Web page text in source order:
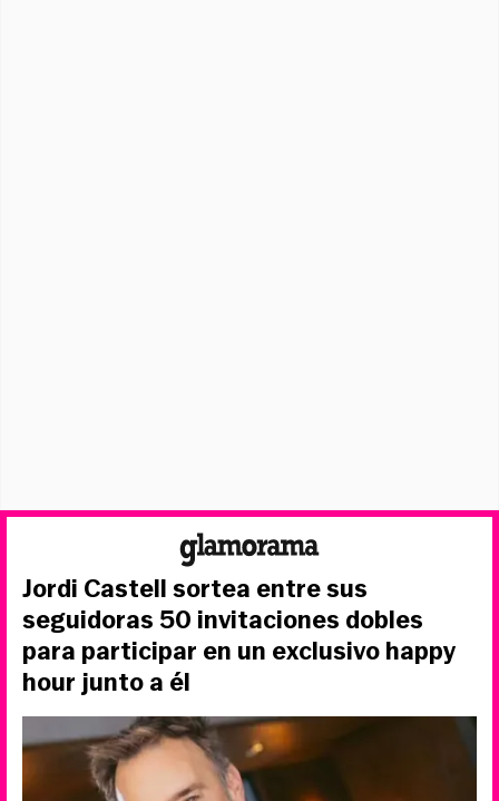
Jordi Castell sortea entre sus
seguidoras 50 invitaciones dobles
para participar en un exclusivo happy
hour junto a él